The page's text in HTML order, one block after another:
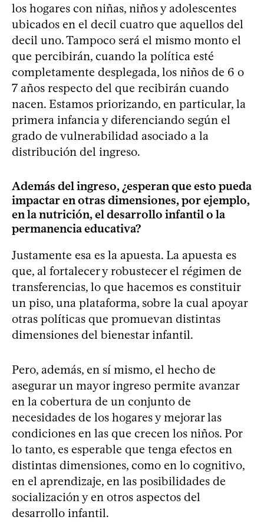
los hogares con niñas, niños y adolescentes
ubicados en el decil cuatro que aquellos del
decil uno. Tampoco será el mismo monto el
que percibirán, cuando la política esté
completamente desplegada, los niños de 6 o
7 años respecto del que recibirán cuando
nacen. Estamos priorizando, en particular, la
primera infancia y diferenciando según el
grado de vulnerabilidad asociado a la
distribución del ingreso.
Además del ingreso, ¿esperan que esto pueda
impactar en otras dimensiones, por ejemplo,
en la nutrición, el desarrollo infantil o la
permanencia educativa?
Justamente esa es la apuesta. La apuesta es
que, al fortalecer y robustecer el régimen de
transferencias, lo que hacemos es constituir
un piso, una plataforma, sobre la cual apoyar
otras políticas que promuevan distintas
dimensiones del bienestar infantil.
Pero, además, en sí mismo, el hecho de
asegurar un mayor ingreso permite avanzar
en la cobertura de un conjunto de
necesidades de los hogares y mejorar las
condiciones en las que crecen los niños. Por
lo tanto, es esperable que tenga efectos en
distintas dimensiones, como en lo cognitivo,
en el aprendizaje, en las posibilidades de
socialización y en otros aspectos del
desarrollo infantil.